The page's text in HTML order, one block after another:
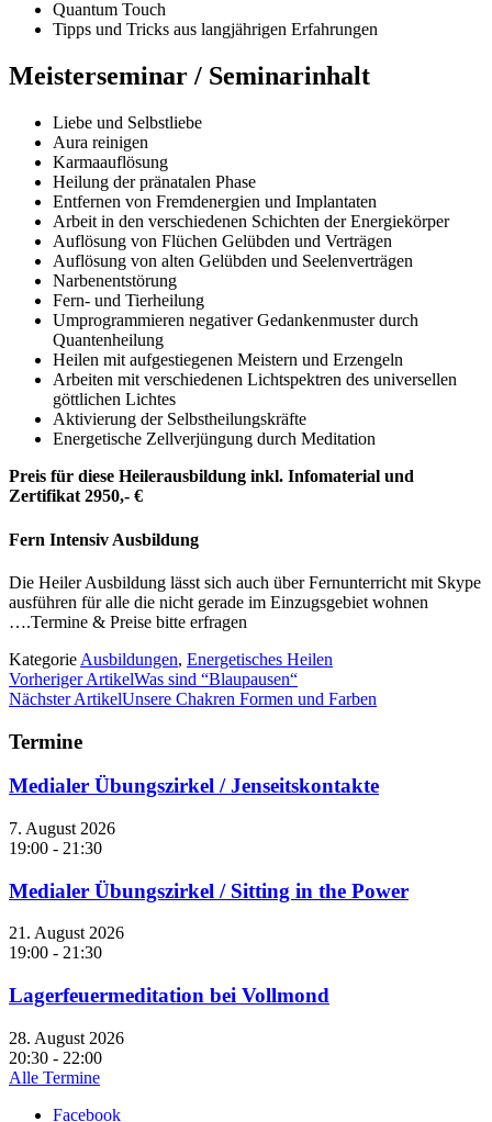
Quantum Touch
Tipps und Tricks aus langjährigen Erfahrungen
Meisterseminar / Seminarinhalt
Liebe und Selbstliebe
Aura reinigen
Karmaauflösung
Heilung der pränatalen Phase
Entfernen von Fremdenergien und Implantaten
Arbeit in den verschiedenen Schichten der Energiekörper
Auflösung von Flüchen Gelübden und Verträgen
Auflösung von alten Gelübden und Seelenverträgen
Narbenentstörung
Fern- und Tierheilung
Umprogrammieren negativer Gedankenmuster durch
Quantenheilung
Heilen mit aufgestiegenen Meistern und Erzengeln
Arbeiten mit verschiedenen Lichtspektren des universellen
göttlichen Lichtes
Aktivierung der Selbstheilungskräfte
Energetische Zellverjüngung durch Meditation
Preis für diese Heilerausbildung inkl. Infomaterial und
Zertifikat 2950,- €
Fern Intensiv Ausbildung
Die Heiler Ausbildung lässt sich auch über Fernunterricht mit Skype
ausführen für alle die nicht gerade im Einzugsgebiet wohnen
….Termine & Preise bitte erfragen
Kategorie Ausbildungen, Energetisches Heilen
Vorheriger ArtikelWas sind “Blaupausen“
Nächster ArtikelUnsere Chakren Formen und Farben
Termine
Medialer Übungszirkel / Jenseitskontakte
7. August 2026
19:00 - 21:30
Medialer Übungszirkel / Sitting in the Power
21. August 2026
19:00 - 21:30
Lagerfeuermeditation bei Vollmond
28. August 2026
20:30 - 22:00
Alle Termine
Facebook